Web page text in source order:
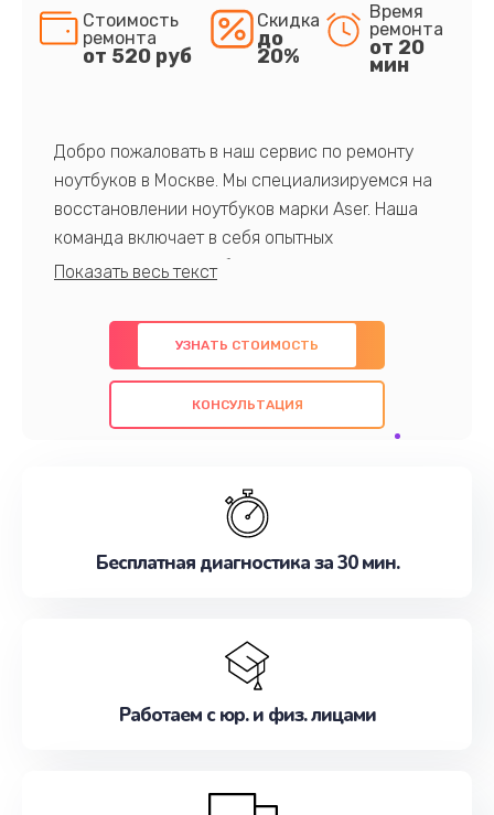
Стоимость
ремонта
от 520 руб
Скидка
до
20%
Время
ремонта
от 20
мин
Добро пожаловать в наш сервис по ремонту
ноутбуков в Москве. Мы специализируемся на
восстановлении ноутбуков марки Aser. Наша
команда включает в себя опытных
профессионалов с обширными знаниями и
предлагаем быстрый и качественный ремонт с
использованием оригинальных компонентов, а
также гарантируем качество всех
проведенных работ. Наша цель - предоставить
наилучшим образом. Не медлите записаться на
УЗНАТЬ СТОИМОСТЬ
КОНСУЛЬТАЦИЯ
Бесплатная диагностика за 30 мин.
Работаем с юр. и физ. лицами